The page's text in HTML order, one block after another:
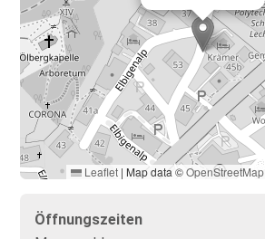
Leaflet | Map data ©OpenStreetMap
Öffnungszeiten